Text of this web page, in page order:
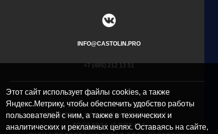
INFO@CASTOLIN.PRO
+7 (495) 212 13 51​
© 2025 CASTOLIN EUTECTIC
ПОЛИТИКА КОНФИДЕНЦИАЛЬНОСТИ
ДОСТАВКА И ОПЛАТА
Этот сайт использует файлы cookies, а также
Яндекс.Метрику, чтобы обеспечить удобство работы
пользователей с ним, а также в технических и
аналитических и рекламных целях. Оставаясь на сайте,